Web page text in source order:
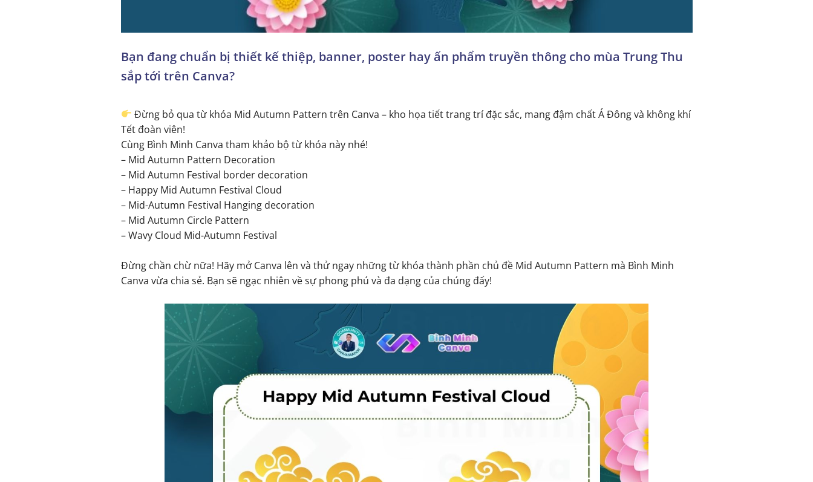
Bạn đang chuẩn bị thiết kế thiệp, banner, poster hay ấn phẩm truyền thông cho mùa Trung Thu
sắp tới trên Canva?
Đừng bỏ qua từ khóa Mid Autumn Pattern trên Canva – kho họa tiết trang trí đặc sắc, mang đậm chất Á Đông và không khí
Tết đoàn viên!
Cùng Bình Minh Canva tham khảo bộ từ khóa này nhé!
– Mid Autumn Pattern Decoration
– Mid Autumn Festival border decoration
– Happy Mid Autumn Festival Cloud
– Mid-Autumn Festival Hanging decoration
– Mid Autumn Circle Pattern
– Wavy Cloud Mid-Autumn Festival
Đừng chần chừ nữa! Hãy mở Canva lên và thử ngay những từ khóa thành phần chủ đề Mid Autumn Pattern mà Bình Minh
Canva vừa chia sẻ. Bạn sẽ ngạc nhiên về sự phong phú và đa dạng của chúng đấy!